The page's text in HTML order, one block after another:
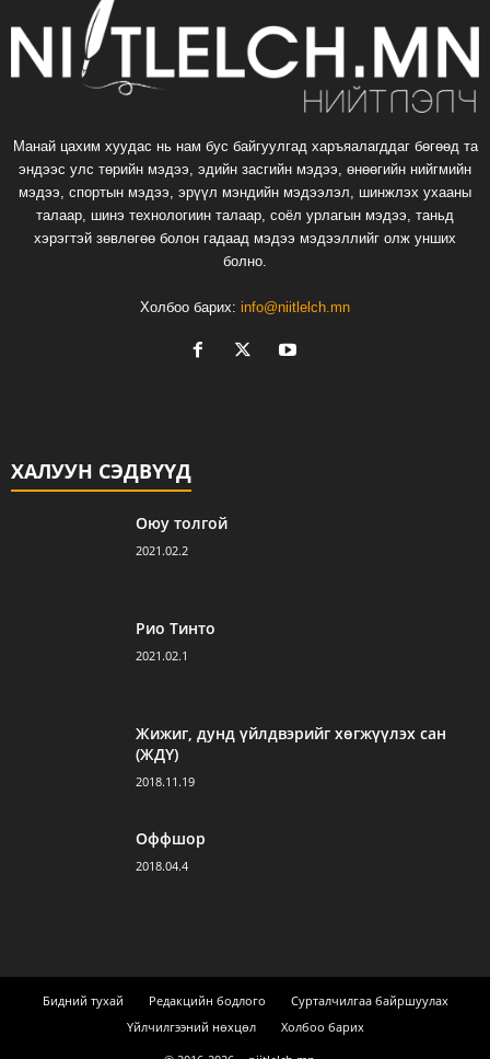
Манай цахим хуудас нь нам бус байгуулгад харъяалагддаг бөгөөд та
эндээс улс төрийн мэдээ, эдийн засгийн мэдээ, өнөөгийн нийгмийн
мэдээ, спортын мэдээ, эрүүл мэндийн мэдээлэл, шинжлэх ухааны
талаар, шинэ технологиин талаар, соёл урлагын мэдээ, таньд
хэрэгтэй зөвлөгөө болон гадаад мэдээ мэдээллийг олж унших
болно.
Холбоо барих: info@niitlelch.mn
ХАЛУУН СЭДВҮҮД
Оюу толгой
2021.02.2
Рио Тинто
2021.02.1
Жижиг, дунд үйлдвэрийг хөгжүүлэх сан
(ЖДҮ)
2018.11.19
Оффшор
2018.04.4
Бидний тухай Редакцийн бодлого
Сурталчилгаа байршуулах
Үйлчилгээний нөхцөл
Холбоо барих